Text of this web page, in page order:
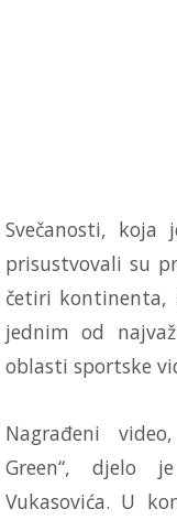
Svečanosti, koja
prisustvovali su
četiri kontinenta,
jednim od
oblasti sportske
Nagrađeni
Green“, djelo
Vukasovića. U